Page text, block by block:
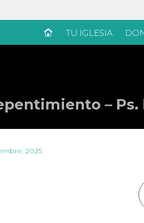
TU IGLESIA
– Ps.
2025